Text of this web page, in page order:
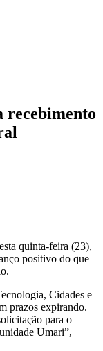
recebimento
quinta-feira (23),
positivo do que
Cidades e
prazos expirando.
para o
Umari”,